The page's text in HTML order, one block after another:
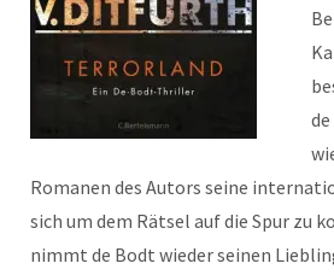
Romanen des Autors seine
sich um dem Rätsel auf die Spur zu
nimmt de Bodt wieder seinen